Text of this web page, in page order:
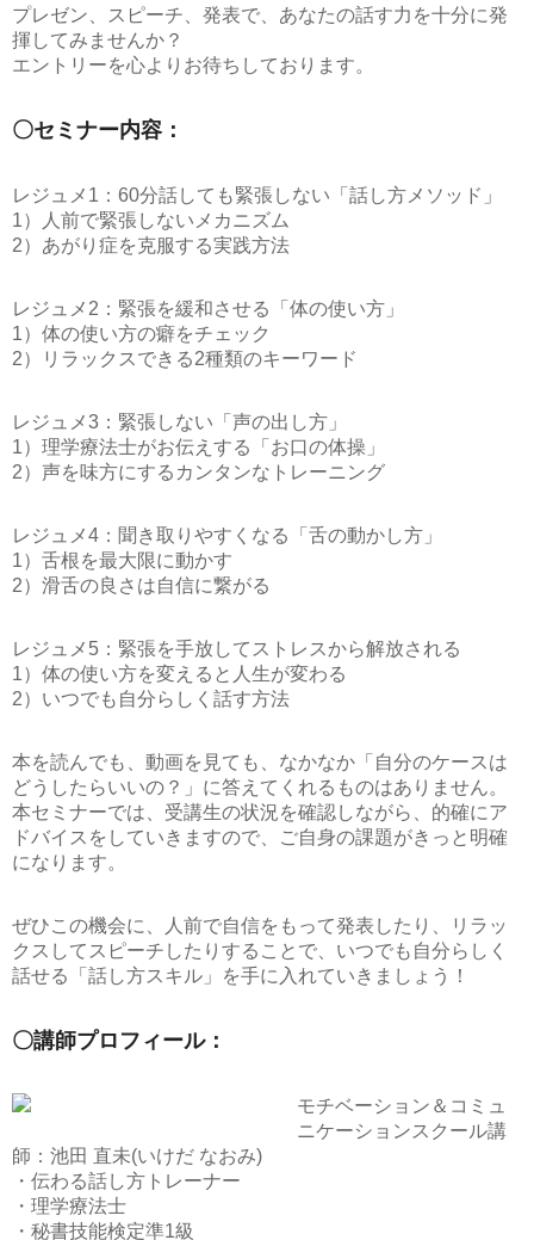
プレゼン、スピーチ、発表で、あなたの話す力を十分に発
揮してみませんか？
エントリーを心よりお待ちしております。
〇セミナー内容：
レジュメ1：60分話しても緊張しない「話し方メソッド」
1）人前で緊張しないメカニズム
2）あがり症を克服する実践方法
レジュメ2：緊張を緩和させる「体の使い方」
1）体の使い方の癖をチェック
2）リラックスできる2種類のキーワード
レジュメ3：緊張しない「声の出し方」
1）理学療法士がお伝えする「お口の体操」
2）声を味方にするカンタンなトレーニング
レジュメ4：聞き取りやすくなる「舌の動かし方」
1）舌根を最大限に動かす
2）滑舌の良さは自信に繋がる
レジュメ5：緊張を手放してストレスから解放される
1）体の使い方を変えると人生が変わる
2）いつでも自分らしく話す方法
本を読んでも、動画を見ても、なかなか「自分のケースは
どうしたらいいの？」に答えてくれるものはありません。
本セミナーでは、受講生の状況を確認しながら、的確にア
ドバイスをしていきますので、ご自身の課題がきっと明確
になります。
ぜひこの機会に、人前で自信をもって発表したり、リラッ
クスしてスピーチしたりすることで、いつでも自分らしく
話せる「話し方スキル」を手に入れていきましょう！
〇講師プロフィール：
モチベーション＆コミュ
ニケーションスクール講
師：池田 直未(いけだ なおみ)
・伝わる話し方トレーナー
・理学療法士
・秘書技能検定準1級